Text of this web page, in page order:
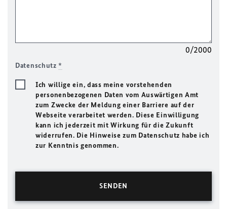
0/2000
Datenschutz*
Ich willige ein, dass meine vorstehenden
personenbezogenen Daten vom Auswärtigen Amt
zum Zwecke der Meldung einer Barriere auf der
Webseite verarbeitet werden. Diese Einwilligung
kann ich jederzeit mit Wirkung für die Zukunft
widerrufen. Die Hinweise zum Datenschutz habe ich
zur Kenntnis genommen.